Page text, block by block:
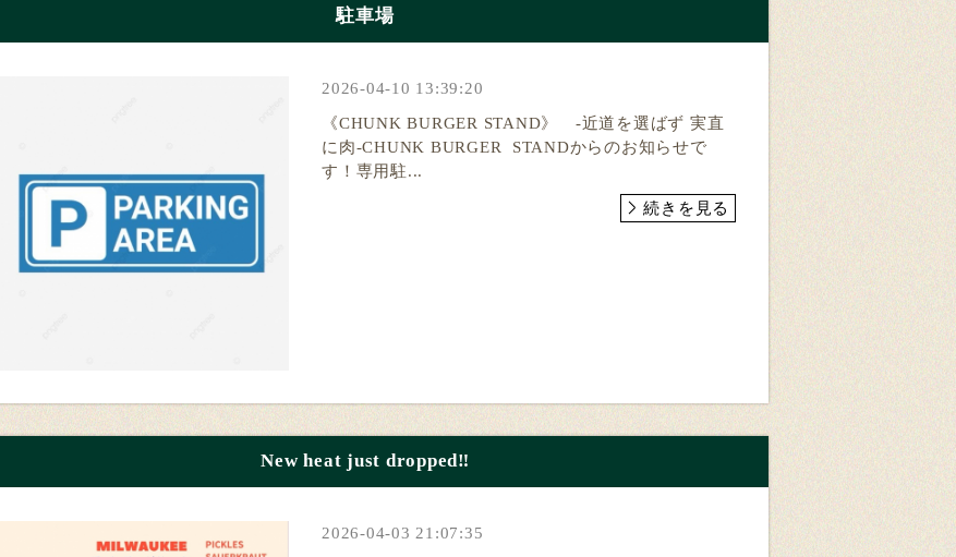
駐車場
2026-04-10 13:39:20
《CHUNK BURGER STAND》 -近道を選ばず 実直
に肉-CHUNK BURGER STANDからのお知らせで
す！専用駐...
続きを見る
New heat just dropped‼️
2026-04-03 21:07:35